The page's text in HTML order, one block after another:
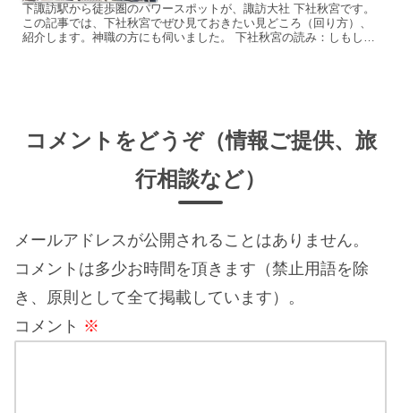
下諏訪駅から徒歩圏のパワースポットが、諏訪大社 下社秋宮です。
この記事では、下社秋宮でぜひ見ておきたい見どころ（回り方）、
紹介します。神職の方にも伺いました。 下社秋宮の読み：しもしゃ
コメントをどうぞ（情報ご提供、旅
行相談など）
メールアドレスが公開されることはありません。
コメントは多少お時間を頂きます（禁止用語を除
き、原則として全て掲載しています）。
コメント ※